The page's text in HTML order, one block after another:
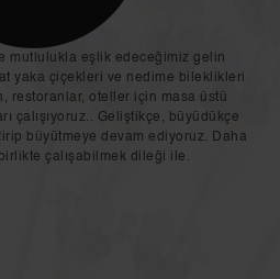
mutlulukla eşlik edeceğimiz gelin
yaka çiçekleri ve nedime bileklikleri
restoranlar, oteller için masa üstü
çalışıyoruz.. Geliştikçe, büyüdükçe
büyütmeye devam ediyoruz. Daha
çalışabilmek dileği ile.